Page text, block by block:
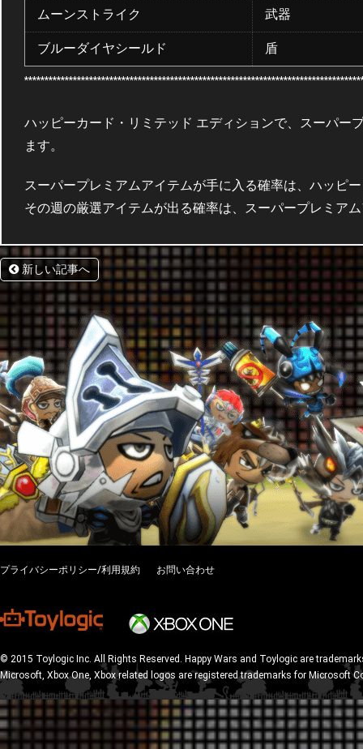
ムーンストライク 武器
ブルーダイヤシールド 盾
ハッピーカード・リミテッド エディションで、スーパー
ます。
スーパープレミアムアイテムが手に入る確率は、ハッピ
その週の厳選アイテムが出る確率は、スーパープレミア
新しい記事へ
プライバシーポリシー/利用規約 お問い合わせ
© 2015 Toylogic Inc. All Rights Reserved. Happy Wars and Toylogic are
Microsoft, Xbox One, Xbox related logos are registered trademarks for Microsoft